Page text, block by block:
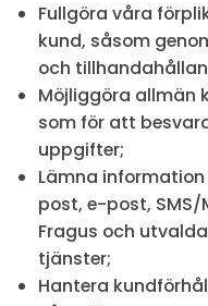
Fullgöra våra
kund, såsom
och
Möjliggöra allmän
som för att
uppgifter;
Lämna
post, e-post, SMS/
Fragus och
tjänster;
Hantera